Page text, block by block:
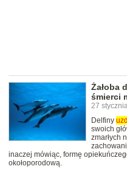
Żałoba
śmierci
27
Delfiny
swoich
zmarłych
inaczej mówiąc, formę
okołoporodową.